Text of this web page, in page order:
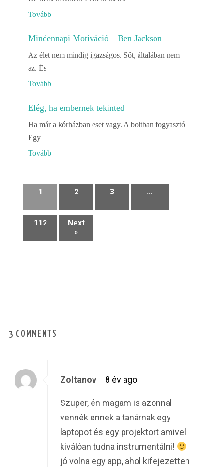
Tovább
Mindennapi Motiváció – Ben Jackson
Az élet nem mindig igazságos. Sőt, általában nem
az. És
Tovább
Elég, ha embernek tekinted
Ha már a kórházban eset vagy. A boltban fogyasztó.
Egy
Tovább
1 2 3 …
112
Next
»
3 COMMENTS
Zoltanov 8 év ago
Szuper, én magam is azonnal
vennék ennek a tanárnak egy
laptopot és egy projektort amivel
kiválóan tudna instrumentálni!
jó volna egy app, ahol kifejezetten